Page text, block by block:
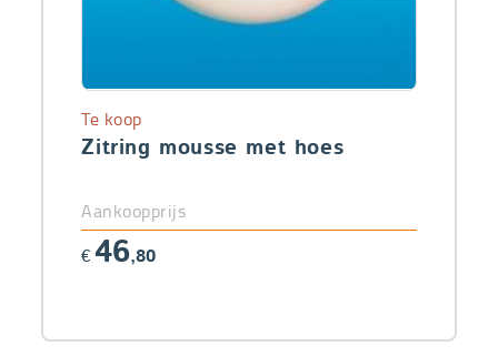
Zitring mousse met hoes
Te koop
Aankoopprijs
€ 46,80